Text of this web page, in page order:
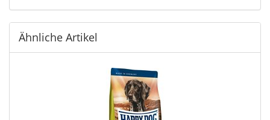
Ähnliche Artikel